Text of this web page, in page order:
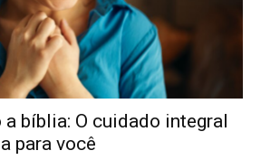
a bíblia: O cuidado integral
para você